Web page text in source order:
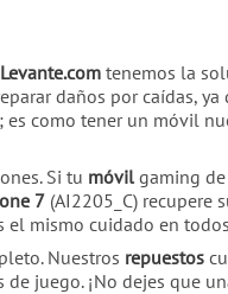
tenemos la
daños por caídas,
como tener un móvil
Si tu móvil gaming
7 (AI2205_C) recupere
el mismo cuidado en
Nuestros repuestos
juego. ¡No dejes que